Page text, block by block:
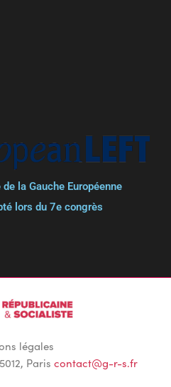
la Gauche Européenne
lors du 7e congrès
légales
Paris contact@g-r-s.fr